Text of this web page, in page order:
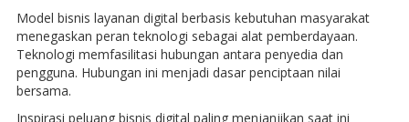
Model bisnis layanan digital berbasis kebutuhan masyarakat
menegaskan peran teknologi sebagai alat pemberdayaan.
Teknologi memfasilitasi hubungan antara penyedia dan
pengguna. Hubungan ini menjadi dasar penciptaan nilai
bersama.
Inspirasi peluang bisnis digital paling menjanjikan saat ini